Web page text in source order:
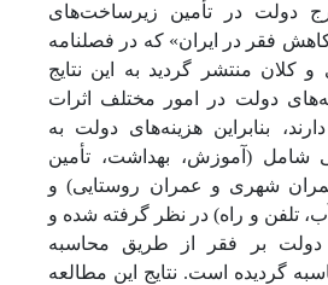
دولت در تأمین زیرساخت‌های
فقر در ایران» که در فصلنامه
کلان منتشر گردید به این نتایج
دولت در امور مختلف اثرات
بنابراین هزینه‌های دولت به
شامل (آموزش، بهداشت، تأمین
شهری و عمران روستایی) و
تلفن و راه) در نظر گرفته شده و
دولت بر فقر از طریق محاسبه
گردیده است. نتایج این مطالعه